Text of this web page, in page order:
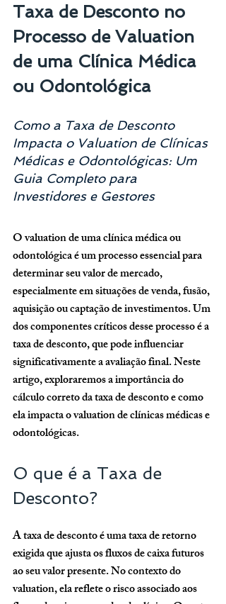
Taxa de Desconto no
Processo de Valuation
de uma Clínica Médica
ou Odontológica
Como a Taxa de Desconto
Impacta o Valuation de Clínicas
Médicas e Odontológicas: Um
Guia Completo para
Investidores e Gestores
O valuation de uma clínica médica ou
odontológica é um processo essencial para
determinar seu valor de mercado,
especialmente em situações de venda, fusão,
aquisição ou captação de investimentos. Um
dos componentes críticos desse processo é a
taxa de desconto, que pode influenciar
significativamente a avaliação final. Neste
artigo, exploraremos a importância do
cálculo correto da taxa de desconto e como
ela impacta o valuation de clínicas médicas e
odontológicas.
O que é a Taxa de
Desconto?
A taxa de desconto é uma taxa de retorno
exigida que ajusta os fluxos de caixa futuros
ao seu valor presente. No contexto do
valuation, ela reflete o risco associado aos